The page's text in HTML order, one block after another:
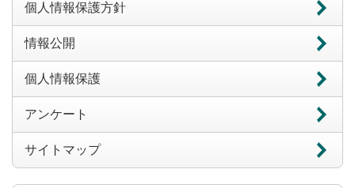
個人情報保護方針
情報公開
個人情報保護
アンケート
サイトマップ